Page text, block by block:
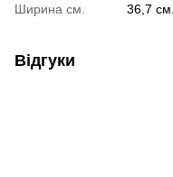
Ширина см.
36,7 см.
Відгуки